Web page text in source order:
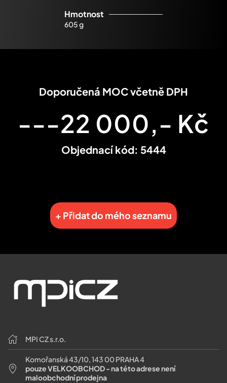
Hmotnost
605 g
Doporučená MOC včetně DPH
---22 000,- Kč
Objednací kód: 5444
+ Přidat do mého seznamu
MPI CZ s.r.o.
Komořanská 43/10, 143 00 PRAHA 4
pouze VELKOOBCHOD - na této adrese není
maloobchodní prodejna